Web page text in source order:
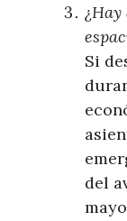
Si
del